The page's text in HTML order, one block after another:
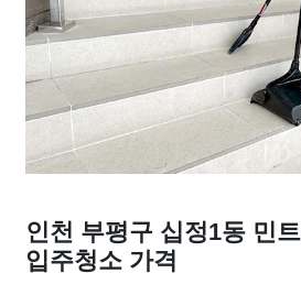
인천 부평구 십정1동 민
입주청소 가격